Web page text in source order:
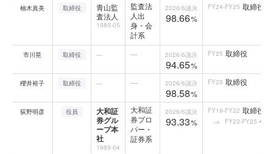
柚木真美 取締役
青山監
査法人
1985-05
監査法
人出
身・会
計系
2026/6議決
98.66%
FY24-FY25 取締役
市川晃 取締役 — — 2026/6議決
94.65%
FY25 取締役
櫻井裕子 取締役 — — 2026/6議決
98.58%
FY25 取締役
荻野明彦 役員
大和証
券グル
ープ本
社
1989-04
大和証
券プロ
パー・
証券系
2026/6議決
93.33%
FY19-FY22 取締役
FY23-FY25 代